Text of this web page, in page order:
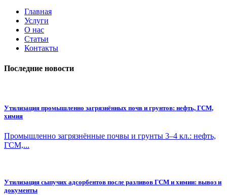
Главная
Услуги
О нас
Статьи
Контакты
Последние новости
Утилизация промышленно загрязнённых почв и грунтов: нефть, ГСМ,
химия
Промышленно загрязнённые почвы и грунты 3–4 кл.: нефть,
ГСМ,...
Утилизация сыпучих адсорбентов после разливов ГСМ и химии: вывоз и
документы